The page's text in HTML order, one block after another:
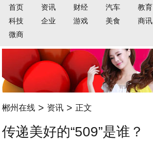
首页 资讯 财经 汽车 教育
科技
企业 游戏 美食 商讯
微商
郴州在线 > 资讯 > 正文
传递美好的“509”是谁？